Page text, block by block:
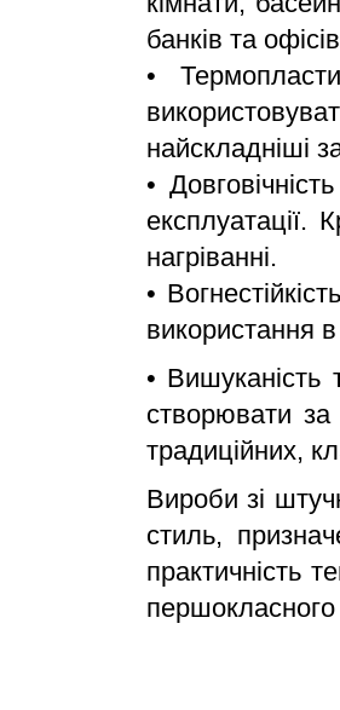
банків та
•
найскладніші
•
експлуатації.
нагріванні.
•
використання
• Вишуканість
створювати за
традиційних,
Вироби зі
стиль,
практичність